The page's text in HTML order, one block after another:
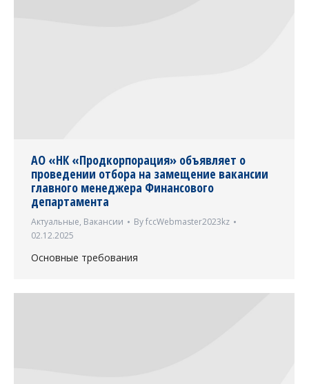
АО «НК «Продкорпорация» объявляет о
проведении отбора на замещение вакансии
главного менеджера Финансового
департамента
Актуальные, Вакансии ByfccWebmaster2023kz
02.12.2025
Основные требования